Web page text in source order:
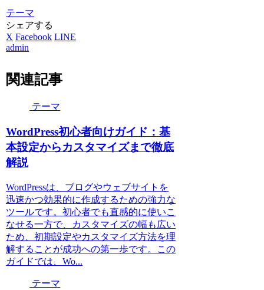
テーマ
シェアする
X Facebook LINE
admin
関連記事
テーマ
WordPress初心者向けガイド：基
本設定からカスタマイズまで徹底
解説
WordPressは、ブログやウェブサイトを
迅速かつ効果的に作成するための強力な
ツールです。初心者でも直感的に使いこ
なせる一方で、カスタマイズの幅も広い
ため、初期設定やカスタマイズ方法を理
解することが成功への第一歩です。この
ガイドでは、Wo...
テーマ